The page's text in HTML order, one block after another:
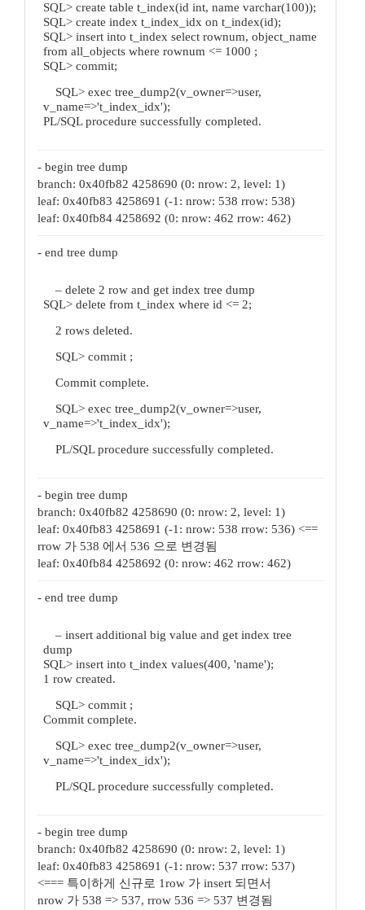
SQL> create table t_index(id int, name varchar(100));
SQL> create index t_index_idx on t_index(id);
SQL> insert into t_index select rownum, object_name
from all_objects where rownum <= 1000 ;
SQL> commit;
SQL> exec tree_dump2(v_owner=>user,
v_name=>'t_index_idx');
PL/SQL procedure successfully completed.
- begin tree dump
branch: 0x40fb82 4258690 (0: nrow: 2, level: 1)
leaf: 0x40fb83 4258691 (-1: nrow: 538 rrow: 538)
leaf: 0x40fb84 4258692 (0: nrow: 462 rrow: 462)
- end tree dump
– delete 2 row and get index tree dump
SQL> delete from t_index where id <= 2;
2 rows deleted.
SQL> commit ;
Commit complete.
SQL> exec tree_dump2(v_owner=>user,
v_name=>'t_index_idx');
PL/SQL procedure successfully completed.
- begin tree dump
branch: 0x40fb82 4258690 (0: nrow: 2, level: 1)
leaf: 0x40fb83 4258691 (-1: nrow: 538 rrow: 536) <==
rrow 가 538 에서 536 으로 변경됨
leaf: 0x40fb84 4258692 (0: nrow: 462 rrow: 462)
- end tree dump
– insert additional big value and get index tree
dump
SQL> insert into t_index values(400, 'name');
1 row created.
SQL> commit ;
Commit complete.
SQL> exec tree_dump2(v_owner=>user,
v_name=>'t_index_idx');
PL/SQL procedure successfully completed.
- begin tree dump
branch: 0x40fb82 4258690 (0: nrow: 2, level: 1)
leaf: 0x40fb83 4258691 (-1: nrow: 537 rrow: 537)
<=== 특이하게 신규로 1row 가 insert 되면서
nrow 가 538 => 537, rrow 536 => 537 변경됨